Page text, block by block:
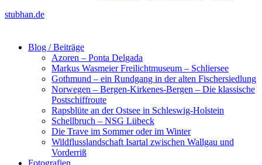
stubhan.de
Blog / Beiträge
Azoren – Ponta Delgada
Markus Wasmeier Freilichtmuseum – Schliersee
Gothmund – ein Rundgang in der alten Fischersiedlung
Norwegen – Bergen-Kirkenes-Bergen – Die klassische
Postschiffroute
Rapsblüte an der Ostsee in Schleswig-Holstein
Schellbruch – NSG Lübeck
Die Trave im Sommer oder im Winter
Wildflusslandschaft Isartal zwischen Wallgau und
Vorderriß
Fotografien